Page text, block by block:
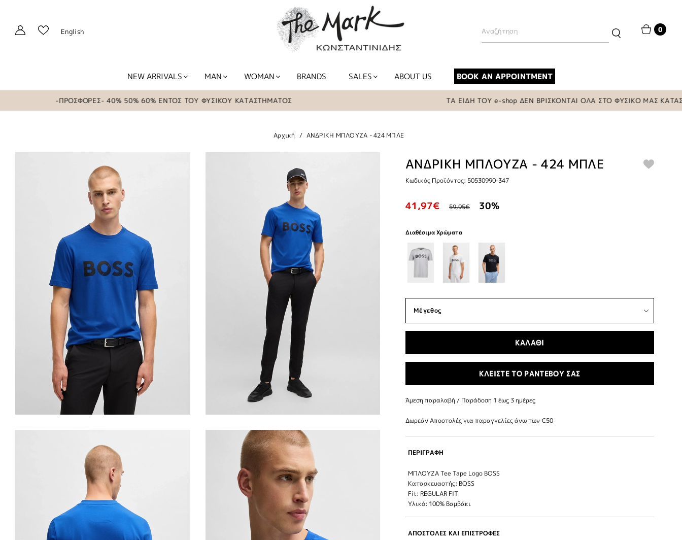
English 0
NEW ARRIVALS MAN WOMAN BRANDS SALES ABOUT US BOOK AN APPOINTMENT
-ΠΡΟΣΦΟΡΕΣ- 40% 50% 60% ΕΝΤΟΣ ΤΟΥ ΦΥΣΙΚΟΥ ΚΑΤΑΣΤΗΜΑΤΟΣ ΤΑ ΕΙΔΗ ΤΟΥ e-shop ΔΕΝ ΒΡΙΣΚΟΝΤΑΙ ΟΛΑ ΣΤΟ ΦΥΣΙΚΟ ΜΑΣ ΚΑΤΑΣΤΗΜΑ
Αρχική ΑΝΔΡΙΚΗ ΜΠΛΟΥΖΑ - 424 ΜΠΛΕ
ΑΝΔΡΙΚΗ ΜΠΛΟΥΖΑ - 424 ΜΠΛΕ
Κωδικός Προϊόντος: 50530990-347
41,97€ 59,95€ 30%
Διαθέσιμα Χρώματα
ΚΑΛΑΘΙ
ΚΛΕΙΣΤΕ ΤΟ ΡΑΝΤΕΒΟΥ ΣΑΣ
Άμεση παραλαβή / Παράδoση 1 έως 3 ημέρες
Δωρεάν Αποστολές για παραγγελίες άνω των €50
ΠΕΡΙΓΡΑΦΗ
ΜΠΛΟΥΖΑ Tee Tape Logo BOSS
Κατασκευαστής: BOSS
Fit: REGULAR FIT
Υλικό: 100% Βαμβάκι
ΑΠΟΣΤΟΛΕΣ ΚΑΙ ΕΠΙΣΤΡΟΦΕΣ